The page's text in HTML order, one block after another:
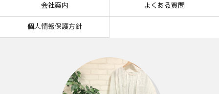
会社案内 よくある質問
個人情報保護方針